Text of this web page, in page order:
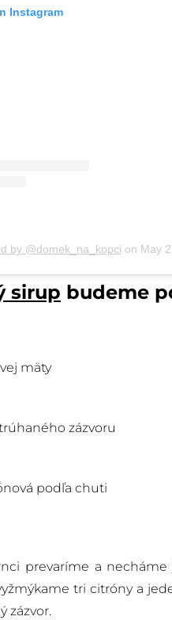
Instagram
by @domek_na_kopci on May
sirup budeme
mäty
zázvoru
podľa chuti
prevaríme a
tri citróny a
zázvor.